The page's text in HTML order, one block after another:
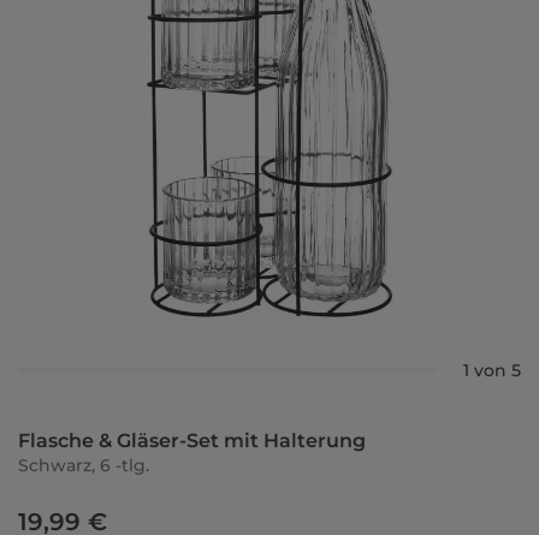
1 von 5
Flasche & Gläser-Set mit Halterung
Schwarz, 6 -tlg.
19,99 €